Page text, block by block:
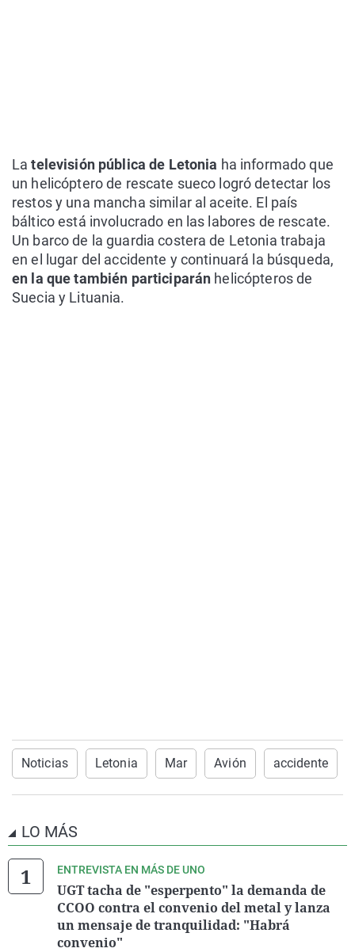
La televisión pública de Letonia ha informado que
un helicóptero de rescate sueco logró detectar los
restos y una mancha similar al aceite. El país
báltico está involucrado en las labores de rescate.
Un barco de la guardia costera de Letonia trabaja
en el lugar del accidente y continuará la búsqueda,
en la que también participarán helicópteros de
Suecia y Lituania.
Noticias Letonia Mar Avión accidente
LO MÁS
ENTREVISTA EN MÁS DE UNO
UGT tacha de "esperpento" la demanda de
CCOO contra el convenio del metal y lanza
un mensaje de tranquilidad: "Habrá
convenio"